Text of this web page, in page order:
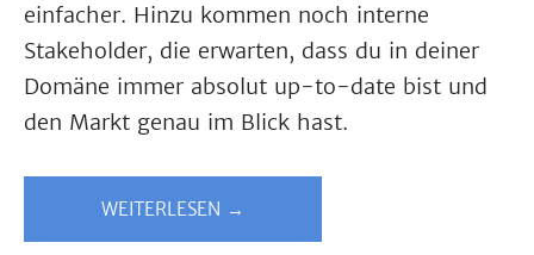
einfacher. Hinzu kommen noch interne
Stakeholder, die erwarten, dass du in deiner
Domäne immer absolut up-to-date bist und
den Markt genau im Blick hast.
WEITERLESEN →